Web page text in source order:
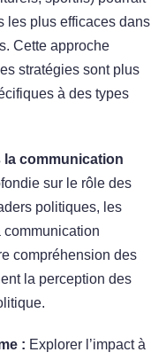
les plus efficaces dans
Cette approche
stratégies sont plus
à des types
la communication
sur le rôle des
politiques, les
communication
compréhension des
la perception des
: Explorer l’impact à